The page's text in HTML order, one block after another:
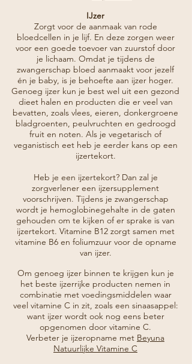
IJzer
Zorgt voor de aanmaak van rode
bloedcellen in je lijf. En deze zorgen weer
voor een goede toevoer van zuurstof door
je lichaam. Omdat je tijdens de
zwangerschap bloed aanmaakt voor jezelf
én je baby, is je behoefte aan ijzer hoger.
Genoeg ijzer kun je best wel uit een gezond
dieet halen en producten die er veel van
bevatten, zoals vlees, eieren, donkergroene
bladgroenten, peulvruchten en gedroogd
fruit en noten. Als je vegetarisch of
veganistisch eet heb je eerder kans op een
ijzertekort.
Heb je een ijzertekort? Dan zal je
zorgverlener een ijzersupplement
voorschrijven. Tijdens je zwangerschap
wordt je hemoglobinegehalte in de gaten
gehouden om te kijken of er sprake is van
ijzertekort. Vitamine B12 zorgt samen met
vitamine B6 en foliumzuur voor de opname
van ijzer.
Om genoeg ijzer binnen te krijgen kun je
het beste ijzerrijke producten nemen in
combinatie met voedingsmiddelen waar
veel vitamine C in zit, zoals een sinaasappel:
want ijzer wordt ook nog eens beter
opgenomen door vitamine C.
Verbeter je ijzeropname met Beyuna
Natuurlijke Vitamine C